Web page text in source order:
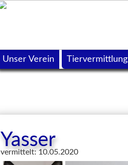
Yasser
vermittelt: 10.05.2020
Unser Verein Tiervermittlung